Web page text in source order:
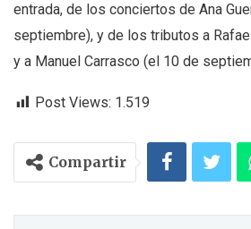
entrada, de los conciertos de Ana
septiembre), y de los tributos a
y a Manuel Carrasco (el 10 de
Post Views: 1.519
Compartir